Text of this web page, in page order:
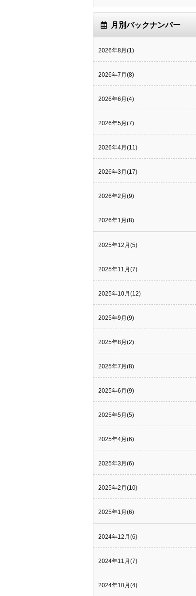
月別バックナンバー
2026年8月(1)
2026年7月(8)
2026年6月(4)
2026年5月(7)
2026年4月(11)
2026年3月(17)
2026年2月(9)
2026年1月(8)
2025年12月(5)
2025年11月(7)
2025年10月(12)
2025年9月(9)
2025年8月(2)
2025年7月(8)
2025年6月(9)
2025年5月(5)
2025年4月(6)
2025年3月(6)
2025年2月(10)
2025年1月(6)
2024年12月(6)
2024年11月(7)
2024年10月(4)